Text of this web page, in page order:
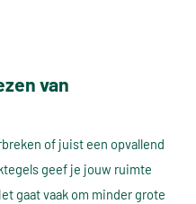
van
of juist een opvallend
geef je jouw ruimte
gaat vaak om minder grote